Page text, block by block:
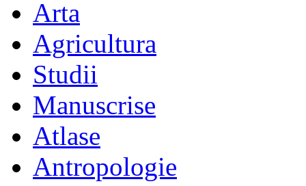
Arta
Agricultura
Studii
Manuscrise
Atlase
Antropologie